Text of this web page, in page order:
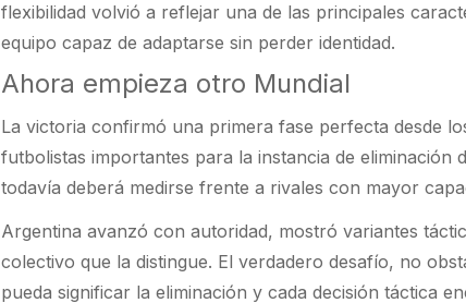
flexibilidad volvió a reflejar una de las principales
equipo capaz de adaptarse sin perder identidad.
Ahora empieza otro Mundial
La victoria confirmó una primera fase perfecta desde
futbolistas importantes para la instancia de eliminación
todavía deberá medirse frente a rivales con mayor
Argentina avanzó con autoridad, mostró variantes
colectivo que la distingue. El verdadero desafío, no
pueda significar la eliminación y cada decisión táctica